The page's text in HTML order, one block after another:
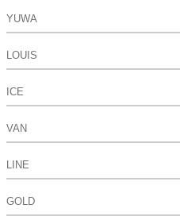
YUWA
LOUIS
ICE
VAN
LINE
GOLD